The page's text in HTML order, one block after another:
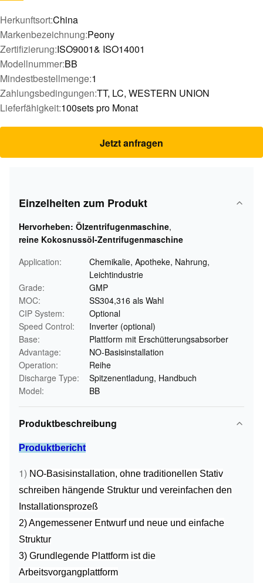
Herkunftsort:China
Markenbezeichnung:Peony
Zertifizierung:ISO9001& ISO14001
Modellnummer:BB
Mindestbestellmenge:1
Zahlungsbedingungen:TT, LC, WESTERN UNION
Lieferfähigkeit:100sets pro Monat
Jetzt anfragen
Einzelheiten zum Produkt
Hervorheben: Ölzentrifugenmaschine,
reine Kokosnussöl-Zentrifugenmaschine
Application:
Chemikalie, Apotheke, Nahrung,
Leichtindustrie
Grade:
GMP
MOC:
SS304,316 als Wahl
CIP System:
Optional
Speed Control:
Inverter (optional)
Base:
Plattform mit Erschütterungsabsorber
Advantage:
NO-Basisinstallation
Operation:
Reihe
Discharge Type:
Spitzenentladung, Handbuch
Model:
BB
Produktbeschreibung
Produktbericht
1) NO-Basisinstallation, ohne traditionellen Stativ
schreiben hängende Struktur und vereinfachen den
Installationsprozeß
2) Angemessener Entwurf und neue und einfache
Struktur
3) Grundlegende Plattform ist die
Arbeitsvorgangplattform